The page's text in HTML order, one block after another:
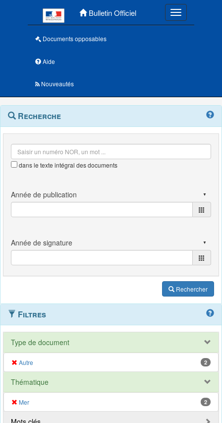
Bulletin Officiel Toggle
Documents opposables
Aide
Nouveautés
Navigation
outils
Menu
contextuel
Recherche
dans le texte intégral des documents
Rechercher
Filtres
Type de document
Autre 2
Thématique
Mer 2